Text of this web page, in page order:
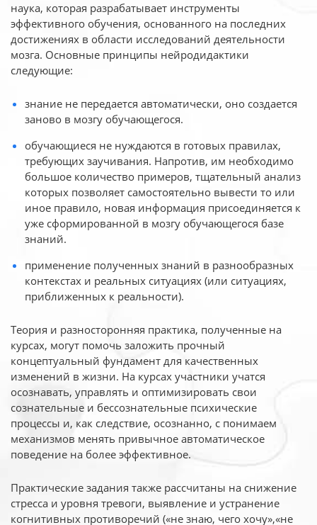
наука, которая разрабатывает инструменты
эффективного обучения, основанного на последних
достижениях в области исследований деятельности
мозга. Основные принципы нейродидактики
следующие:
знание не передается автоматически, оно создается
заново в мозгу обучающегося.
обучающиеся не нуждаются в готовых правилах,
требующих заучивания. Напротив, им необходимо
большое количество примеров, тщательный анализ
которых позволяет самостоятельно вывести то или
иное правило, новая информация присоединяется к
уже сформированной в мозгу обучающегося базе
знаний.
применение полученных знаний в разнообразных
контекстах и реальных ситуациях (или ситуациях,
приближенных к реальности).
Теория и разносторонняя практика, полученные на
курсах, могут помочь заложить прочный
концептуальный фундамент для качественных
изменений в жизни. На курсах участники учатся
осознавать, управлять и оптимизировать свои
сознательные и бессознательные психические
процессы и, как следствие, осознанно, с понимаем
механизмов менять привычное автоматическое
поведение на более эффективное.
Практические задания также рассчитаны на снижение
стресса и уровня тревоги, выявление и устранение
когнитивных противоречий («не знаю, чего хочу»,«не